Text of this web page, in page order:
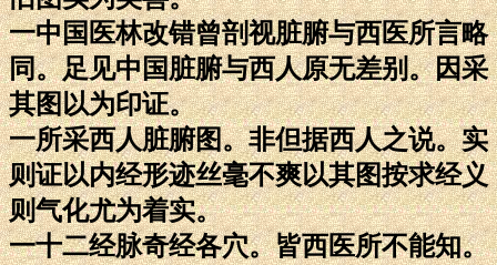
一中国医林改错曾剖视脏腑与西医所言略
同。足见中国脏腑与西人原无差别。因采
其图以为印证。
一所采西人脏腑图。非但据西人之说。实
则证以内经形迹丝毫不爽以其图按求经义
则气化尤为着实。
一十二经脉奇经各穴。皆西医所不能知。